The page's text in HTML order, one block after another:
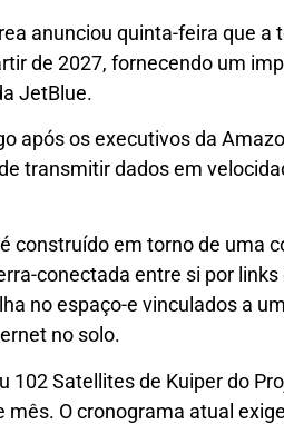
anunciou quinta-feira que
de 2027, fornecendo um
JetBlue.
após os executivos da
transmitir dados em
construído em torno de uma
conectada entre si por
no espaço-e vinculados a
no solo.
102 Satellites de Kuiper do
mês. O cronograma atual